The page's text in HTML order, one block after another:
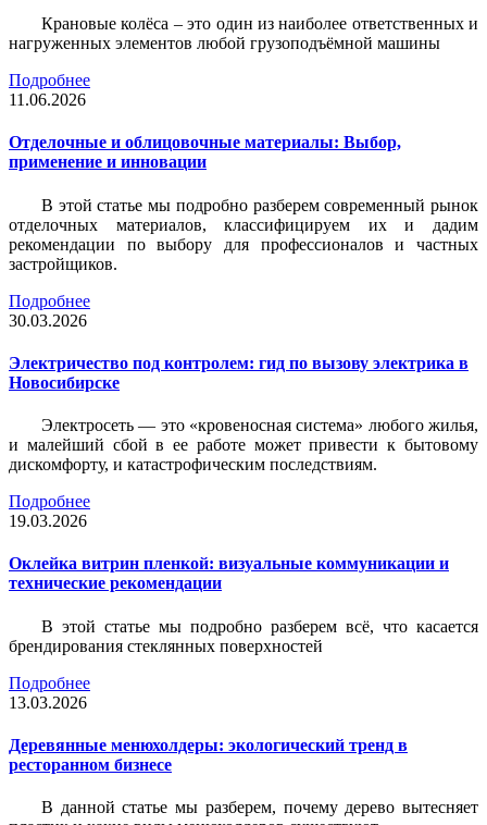
Крановые колёса – это один из наиболее ответственных и
нагруженных элементов любой грузоподъёмной машины
Подробнее
11.06.2026
Отделочные и облицовочные материалы: Выбор,
применение и инновации
В этой статье мы подробно разберем современный рынок
отделочных материалов, классифицируем их и дадим
рекомендации по выбору для профессионалов и частных
застройщиков.
Подробнее
30.03.2026
Электричество под контролем: гид по вызову электрика в
Новосибирске
Электросеть — это «кровеносная система» любого жилья,
и малейший сбой в ее работе может привести к бытовому
дискомфорту, и катастрофическим последствиям.
Подробнее
19.03.2026
Оклейка витрин пленкой: визуальные коммуникации и
технические рекомендации
В этой статье мы подробно разберем всё, что касается
брендирования стеклянных поверхностей
Подробнее
13.03.2026
Деревянные менюхолдеры: экологический тренд в
ресторанном бизнесе
В данной статье мы разберем, почему дерево вытесняет